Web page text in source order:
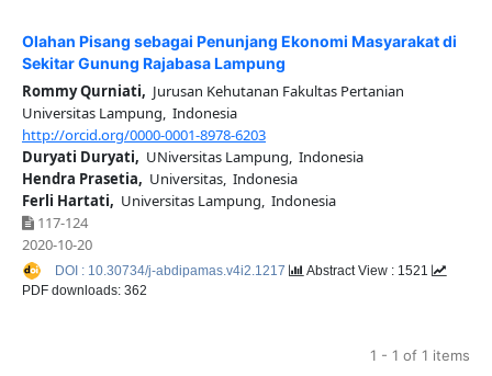
Olahan Pisang sebagai Penunjang Ekonomi Masyarakat di
Sekitar Gunung Rajabasa Lampung
Rommy Qurniati, Jurusan Kehutanan Fakultas Pertanian
Universitas Lampung, Indonesia
http://orcid.org/0000-0001-8978-6203
Duryati Duryati, UNiversitas Lampung, Indonesia
Hendra Prasetia, Universitas, Indonesia
Ferli Hartati, Universitas Lampung, Indonesia
117-124
2020-10-20
DOI : 10.30734/j-abdipamas.v4i2.1217
Abstract View : 1521
PDF downloads: 362
1 - 1 of 1 items